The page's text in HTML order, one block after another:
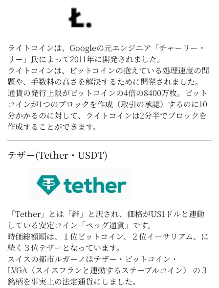
ライトコインは、Googleの元エンジニア「チャーリー・
リー」氏によって2011年に開発されました。
ライトコインは、ビットコインの抱えている処理速度の問
題や、手数料の高さを解決するために開発されました。
通貨の発行上限がビットコインの4倍の8400万枚。ビット
コインが1つのブロックを作成（取引の承認）するのに10
分かかるのに対して、ライトコインは2分半でブロックを
作成することができます。
テザー(Tether・USDT)
「Tether」とは「絆」と訳され、価格がUS1ドルと連動
している安定コイン「ペッグ通貨」です。
時価総額順は、１位ビットコイン、２位イーサリアム、に
続く３位テザーとなっています。
スイスの都市ルガーノはテザー・ビットコイン・
LVGA（スイスフランと連動するステーブルコイン） の３
銘柄を事実上の法定通貨にしました。